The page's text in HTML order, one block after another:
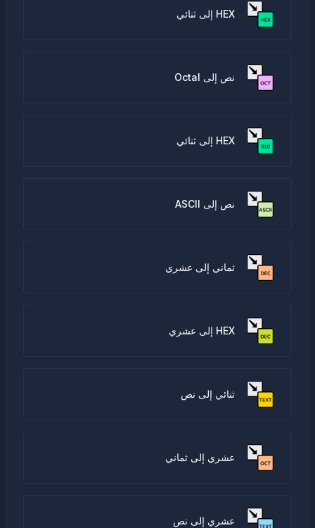
HEX إلى ثنائي
نص إلى Octal
HEX إلى ثنائي
نص إلى ASCII
ثماني إلى عشري
HEX إلى عشري
ثنائي إلى نص
عشري إلى ثماني
عشري إلى نص